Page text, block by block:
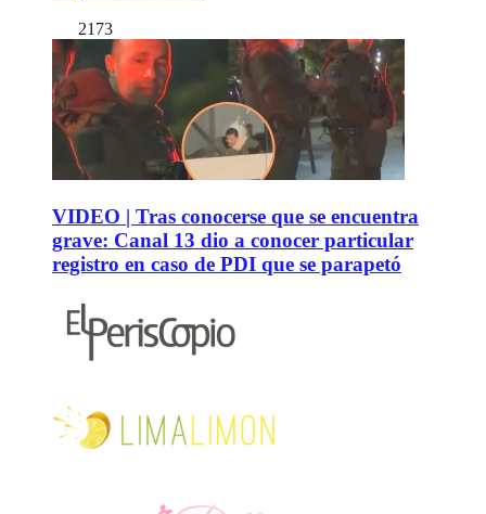
2173
VIDEO | Tras conocerse que se encuentra
grave: Canal 13 dio a conocer particular
registro en caso de PDI que se parapetó